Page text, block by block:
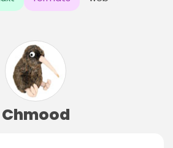
Chmood